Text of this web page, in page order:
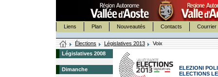
Liens Plan Nouveautés Contacts Courrier
Élections Législatives 2013
Voix
Législatives 2008
Dimanche
ELEZIONI
ELECTIONS